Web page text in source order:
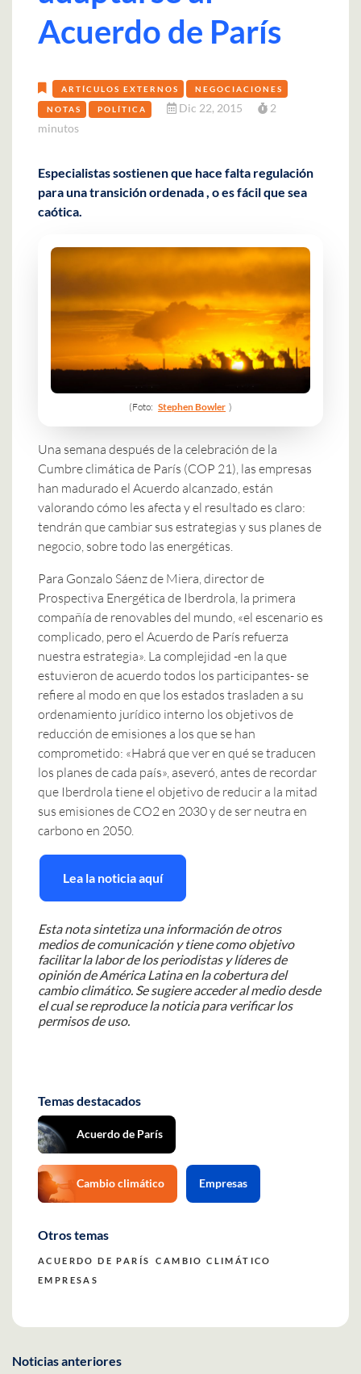
Acuerdo de París
ARTÍCULOS EXTERNOS NEGOCIACIONES
NOTAS POLÍTICA Dic 22, 2015
2
minutos
Especialistas sostienen que hace falta regulación
para una transición ordenada , o es fácil que sea
caótica.
(Foto: Stephen Bowler )
Una semana después de la celebración de la
Cumbre climática de París (COP 21), las empresas
han madurado el Acuerdo alcanzado, están
valorando cómo les afecta y el resultado es claro:
tendrán que cambiar sus estrategias y sus planes de
negocio, sobre todo las energéticas.
Para Gonzalo Sáenz de Miera, director de
Prospectiva Energética de Iberdrola, la primera
compañía de renovables del mundo, «el escenario es
complicado, pero el Acuerdo de París refuerza
nuestra estrategia». La complejidad -en la que
estuvieron de acuerdo todos los participantes- se
refiere al modo en que los estados trasladen a su
ordenamiento jurídico interno los objetivos de
reducción de emisiones a los que se han
comprometido: «Habrá que ver en qué se traducen
los planes de cada país», aseveró, antes de recordar
que Iberdrola tiene el objetivo de reducir a la mitad
sus emisiones de CO2 en 2030 y de ser neutra en
carbono en 2050.
Lea la noticia aquí
Esta nota sintetiza una información de otros
medios de comunicación y tiene como objetivo
facilitar la labor de los periodistas y líderes de
opinión de América Latina en la cobertura del
cambio climático. Se sugiere acceder al medio desde
el cual se reproduce la noticia para verificar los
permisos de uso.
Temas destacados
Acuerdo de París
Cambio climático Empresas
Otros temas
ACUERDO DE PARÍS
CAMBIO CLIMÁTICO
EMPRESAS
Noticias anteriores